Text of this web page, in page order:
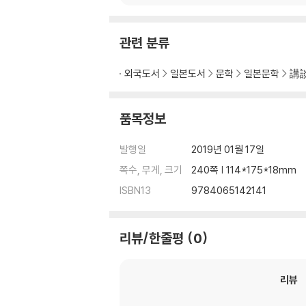
관련 분류
외국도서 일본도서 문학 일본문학 講
품목정보
발행일
2019년 01월 17일
쪽수, 무게, 크기
240쪽 | 114*175*18mm
ISBN13
9784065142141
리뷰/한줄평 0
리뷰